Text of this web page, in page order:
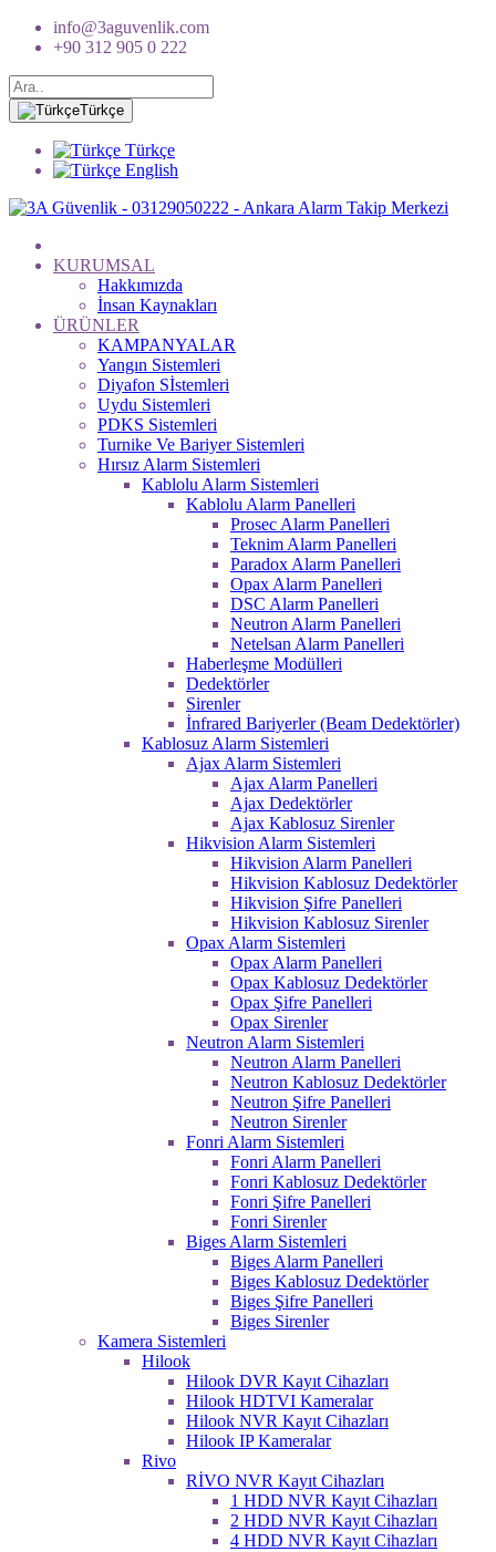
info@3aguvenlik.com
+90 312 905 0 222
Türkçe
Türkçe
English
KURUMSAL
Hakkımızda
İnsan Kaynakları
ÜRÜNLER
KAMPANYALAR
Yangın Sistemleri
Diyafon Sİstemleri
Uydu Sistemleri
PDKS Sistemleri
Turnike Ve Bariyer Sistemleri
Hırsız Alarm Sistemleri
Kablolu Alarm Sistemleri
Kablolu Alarm Panelleri
Prosec Alarm Panelleri
Teknim Alarm Panelleri
Paradox Alarm Panelleri
Opax Alarm Panelleri
DSC Alarm Panelleri
Neutron Alarm Panelleri
Netelsan Alarm Panelleri
Haberleşme Modülleri
Dedektörler
Sirenler
İnfrared Bariyerler (Beam Dedektörler)
Kablosuz Alarm Sistemleri
Ajax Alarm Sistemleri
Ajax Alarm Panelleri
Ajax Dedektörler
Ajax Kablosuz Sirenler
Hikvision Alarm Sistemleri
Hikvision Alarm Panelleri
Hikvision Kablosuz Dedektörler
Hikvision Şifre Panelleri
Hikvision Kablosuz Sirenler
Opax Alarm Sistemleri
Opax Alarm Panelleri
Opax Kablosuz Dedektörler
Opax Şifre Panelleri
Opax Sirenler
Neutron Alarm Sistemleri
Neutron Alarm Panelleri
Neutron Kablosuz Dedektörler
Neutron Şifre Panelleri
Neutron Sirenler
Fonri Alarm Sistemleri
Fonri Alarm Panelleri
Fonri Kablosuz Dedektörler
Fonri Şifre Panelleri
Fonri Sirenler
Biges Alarm Sistemleri
Biges Alarm Panelleri
Biges Kablosuz Dedektörler
Biges Şifre Panelleri
Biges Sirenler
Kamera Sistemleri
Hilook
Hilook DVR Kayıt Cihazları
Hilook HDTVI Kameralar
Hilook NVR Kayıt Cihazları
Hilook IP Kameralar
Rivo
RİVO NVR Kayıt Cihazları
1 HDD NVR Kayıt Cihazları
2 HDD NVR Kayıt Cihazları
4 HDD NVR Kayıt Cihazları